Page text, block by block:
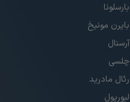
بارسلونا
بایرن مونیخ
آرسنال
چلسی
رئال مادرید
لیورپول